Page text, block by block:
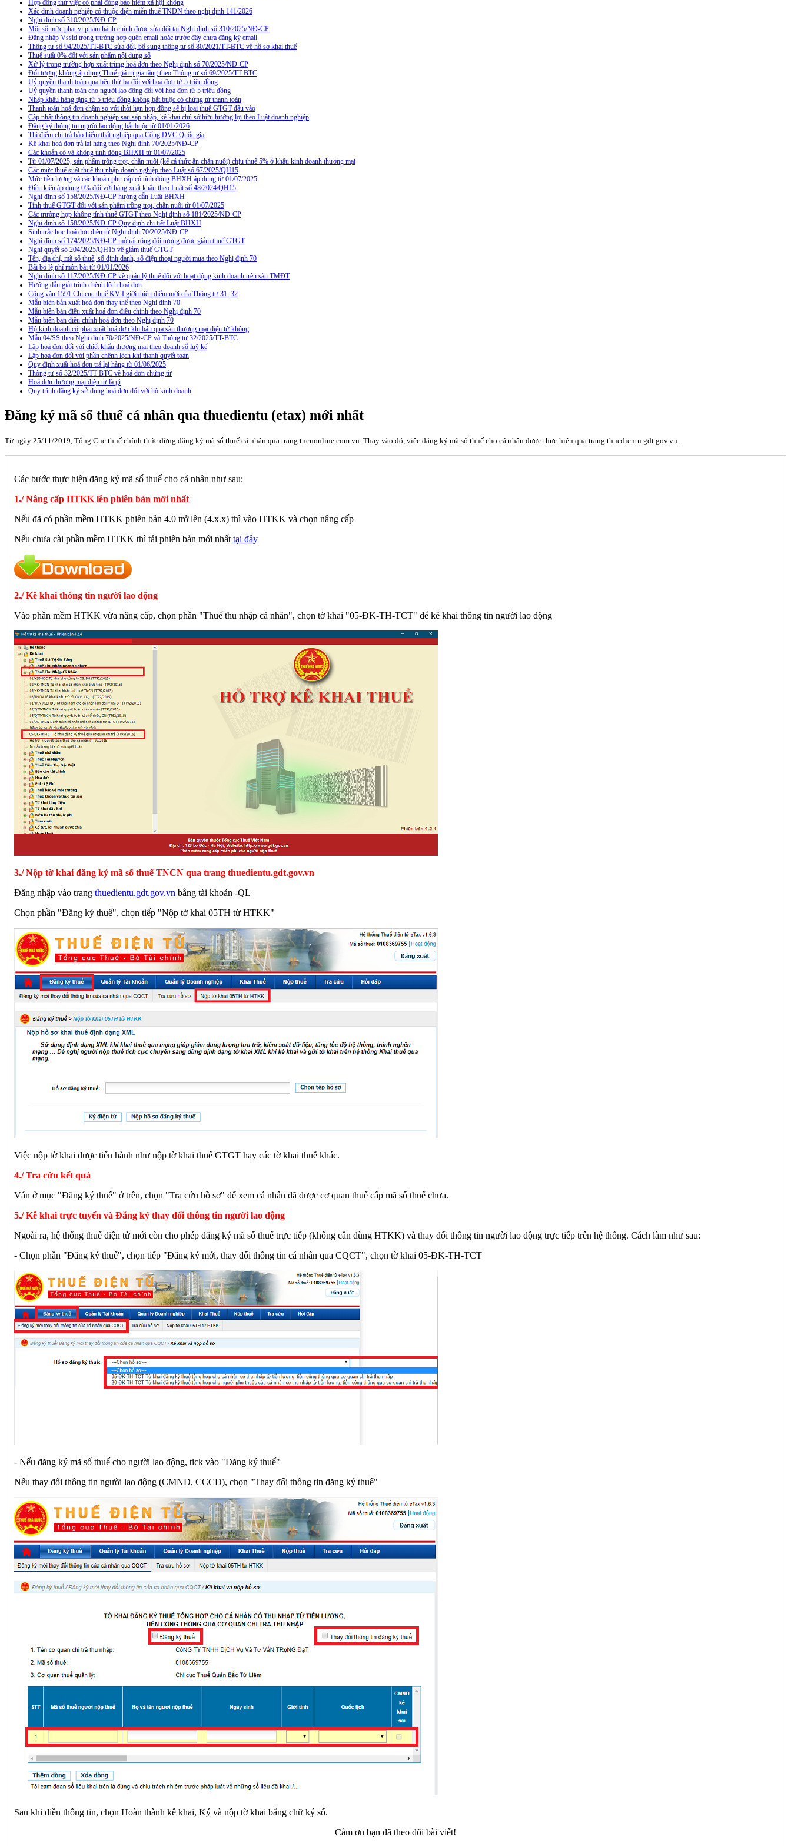
Hợp đồng thử việc có phải đóng bảo hiểm xã hội không
Xác định doanh nghiệp có thuộc diện miễn thuế TNDN theo nghị định 141/2026
Nghị định số 310/2025/NĐ-CP
Một số mức phạt vi phạm hành chính được sửa đổi tại Nghị định số 310/2025/NĐ-CP
Đăng nhập Vssid trong trường hợp quên email hoặc trước đây chưa đăng ký email
Thông tư số 94/2025/TT-BTC sửa đổi, bổ sung thông tư số 80/2021/TT-BTC về hồ sơ khai thuế
Thuế suất 0% đối với sản phẩm nội dung số
Xử lý trong trường hợp xuất trùng hoá đơn theo Nghị định số 70/2025/NĐ-CP
Đối tượng không áp dụng Thuế giá trị gia tăng theo Thông tư số 69/2025/TT-BTC
Uỷ quyền thanh toán qua bên thứ ba đối với hoá đơn từ 5 triệu đồng
Uỷ quyền thanh toán cho người lao động đối với hoá đơn từ 5 triệu đồng
Nhập khẩu hàng tặng từ 5 triệu đồng không bắt buộc có chứng từ thanh toán
Thanh toán hoá đơn chậm so với thời hạn hợp đồng sẽ bị loại thuế GTGT đầu vào
Cập nhật thông tin doanh nghiệp sau sáp nhập, kê khai chủ sở hữu hưởng lợi theo Luật doanh nghiệp
Đăng ký thông tin người lao động bắt buộc từ 01/01/2026
Thí điểm chi trả bảo hiểm thất nghiệp qua Cổng DVC Quốc gia
Kê khai hoá đơn trả lại hàng theo Nghị định 70/2025/NĐ-CP
Các khoản có và không tính đóng BHXH từ 01/07/2025
Từ 01/07/2025, sản phẩm trồng trọt, chăn nuôi (kể cả thức ăn chăn nuôi) chịu thuế 5% ở khâu kinh doanh thương mại
Các mức thuế suất thuế thu nhập doanh nghiệp theo Luật số 67/2025/QH15
Mức tiền lương và các khoản phụ cấp có tính đóng BHXH áp dụng từ 01/07/2025
Điều kiện áp dụng 0% đối với hàng xuất khẩu theo Luật số 48/2024/QH15
Nghị định số 158/2025/NĐ-CP hướng dẫn Luật BHXH
Tính thuế GTGT đối với sản phẩm trồng trọt, chăn nuôi từ 01/07/2025
Các trường hợp không tính thuế GTGT theo Nghị định số 181/2025/NĐ-CP
Nghị định số 158/2025/NĐ-CP Quy định chi tiết Luật BHXH
Sinh trắc học hoá đơn điện tử Nghị định 70/2025/NĐ-CP
Nghị định số 174/2025/NĐ-CP mở rất rộng đối tượng được giảm thuế GTGT
Nghị quyết sô 204/2025/QH15 về giảm thuế GTGT
Tên, địa chỉ, mã số thuế, số định danh, số điện thoại người mua theo Nghị định 70
Bãi bỏ lệ phí môn bài từ 01/01/2026
Nghị định số 117/2025/NĐ-CP về quản lý thuế đối với hoạt động kinh doanh trên sàn TMĐT
Hướng dẫn giải trình chênh lệch hoá đơn
Công văn 1591 Chi cục thuế KV I giới thiệu điểm mới của Thông tư 31, 32
Mẫu biên bản xuất hoá đơn thay thế theo Nghị định 70
Mẫu biên bản điều xuất hoá đơn điều chỉnh theo Nghị định 70
Mẫu biên bản điều chỉnh hoá đơn theo Nghị định 70
Hộ kinh doanh có phải xuất hoá đơn khi bán qua sàn thương mại điện tử không
Mẫu 04/SS theo Nghi định 70/2025/NĐ-CP và Thông tư 32/2025/TT-BTC
Lập hoá đơn đối với chiết khấu thương mại theo doanh số luỹ kế
Lập hoá đơn đối với phần chênh lệch khi thanh quyết toán
Quy định xuất hoá đơn trả lại hàng từ 01/06/2025
Thông tư số 32/2025/TT-BTC về hoá đơn chứng từ
Hoá đơn thương mại điện tử là gì
Quy trình đăng ký sử dụng hoá đơn đối với hộ kinh doanh
Đăng ký mã số thuế cá nhân qua thuedientu (etax) mới nhất
Từ ngày 25/11/2019, Tổng Cục thuế chính thức dừng đăng ký mã số thuế cá nhân qua trang tncnonline.com.vn. Thay vào đó, việc đăng ký mã số thuế cho cá nhân được thực hiện qua trang thuedientu.gdt.gov.vn.
Các bước thực hiện đăng ký mã số thuế cho cá nhân như sau:
1./ Nâng cấp HTKK lên phiên bản mới nhất
Nếu đã có phần mềm HTKK phiên bản 4.0 trở lên (4.x.x) thì vào HTKK và chọn nâng cấp
Nếu chưa cài phần mềm HTKK thì tải phiên bản mới nhất tại đây
2./ Kê khai thông tin người lao động
Vào phần mềm HTKK vừa nâng cấp, chọn phần "Thuế thu nhập cá nhân", chọn tờ khai "05-ĐK-TH-TCT" để kê khai thông tin người lao động
3./ Nộp tờ khai đăng ký mã số thuế TNCN qua trang thuedientu.gdt.gov.vn
Đăng nhập vào trang thuedientu.gdt.gov.vn bằng tài khoản -QL
Chọn phần "Đăng ký thuế", chọn tiếp "Nộp tờ khai 05TH từ HTKK"
Việc nộp tờ khai được tiến hành như nộp tờ khai thuế GTGT hay các tờ khai thuế khác.
4./ Tra cứu kết quả
Vẫn ở mục "Đăng ký thuế" ở trên, chọn "Tra cứu hồ sơ" để xem cá nhân đã được cơ quan thuế cấp mã số thuế chưa.
5./ Kê khai trực tuyến và Đăng ký thay đổi thông tin người lao động
Ngoài ra, hệ thống thuế điện tử mới còn cho phép đăng ký mã số thuế trực tiếp (không cần dùng HTKK) và thay đổi thông tin người lao động trực tiếp trên hệ thống. Cách làm như sau:
- Chọn phần "Đăng ký thuế", chọn tiếp "Đăng ký mới, thay đổi thông tin cá nhân qua CQCT", chọn tờ khai 05-ĐK-TH-TCT
- Nếu đăng ký mã số thuế cho người lao động, tick vào "Đăng ký thuế"
Nếu thay đổi thông tin người lao động (CMND, CCCD), chọn "Thay đổi thông tin đăng ký thuế"
Sau khi điền thông tin, chọn Hoàn thành kê khai, Ký và nộp tờ khai bằng chữ ký số.
Cảm ơn bạn đã theo dõi bài viết!